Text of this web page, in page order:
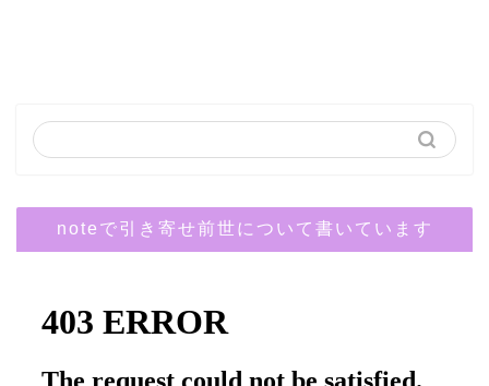
noteで引き寄せ前世について書いています